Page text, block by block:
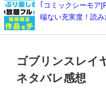
｢コミックシーモア
端ない充実度！読
ゴブリンスレイ
ネタバレ感想